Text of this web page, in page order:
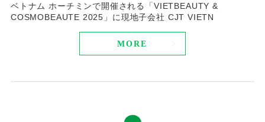
ベトナム ホーチミンで開催される「VIETBEAUTY &
COSMOBEAUTE 2025」に現地子会社 CJT VIETN
MORE